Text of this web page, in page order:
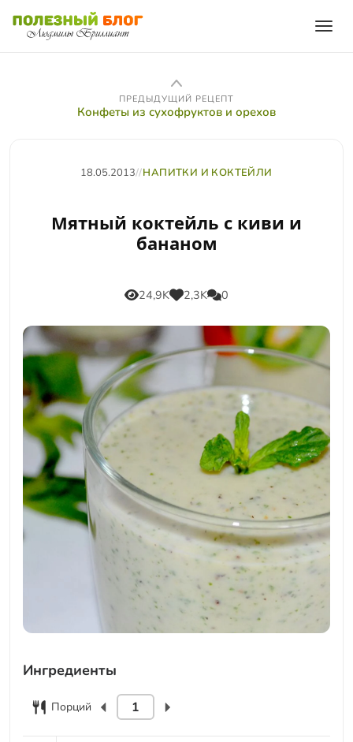
ПРЕДЫДУЩИЙ РЕЦЕПТ
Конфеты из сухофруктов и орехов
18.05.2013//НАПИТКИ И КОКТЕЙЛИ
Мятный коктейль с киви и
бананом
24,9K 2,3K 0
Ингредиенты
Порций